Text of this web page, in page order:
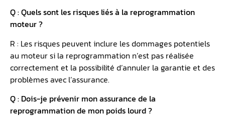
Q : Quels sont les risques liés à la reprogrammation
moteur ?
R : Les risques peuvent inclure les dommages potentiels
au moteur si la reprogrammation n’est pas réalisée
correctement et la possibilité d’annuler la garantie et des
problèmes avec l’assurance.
Q : Dois-je prévenir mon assurance de la
reprogrammation de mon poids lourd ?